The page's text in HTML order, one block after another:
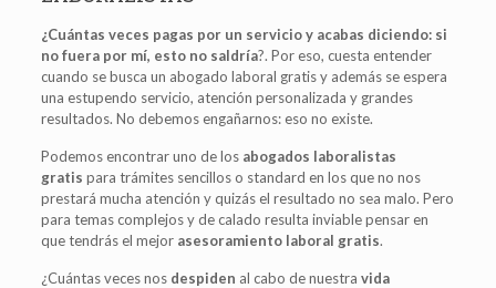
¿Cuántas veces pagas por un servicio y acabas diciendo: si
no fuera por mí, esto no saldría?. Por eso, cuesta entender
cuando se busca un abogado laboral gratis y además se espera
una estupendo servicio, atención personalizada y grandes
resultados. No debemos engañarnos: eso no existe.
Podemos encontrar uno de los abogados laboralistas
gratis para trámites sencillos o standard en los que no nos
prestará mucha atención y quizás el resultado no sea malo. Pero
para temas complejos y de calado resulta inviable pensar en
que tendrás el mejor asesoramiento laboral gratis.
¿Cuántas veces nos despiden al cabo de nuestra vida